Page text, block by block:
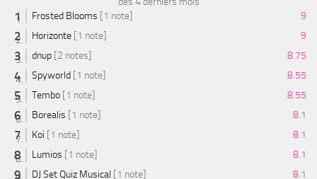
Frosted Blooms [1 note]
9
Horizonte [1 note]
9
dnup [2 notes]
8.75
Spyworld [1 note]
8.55
Tembo [1 note]
8.55
Borealis [1 note]
8.1
Koi [1 note]
8.1
Lumios [1 note]
8.1
DJ Set Quiz Musical [1 note] 8.1